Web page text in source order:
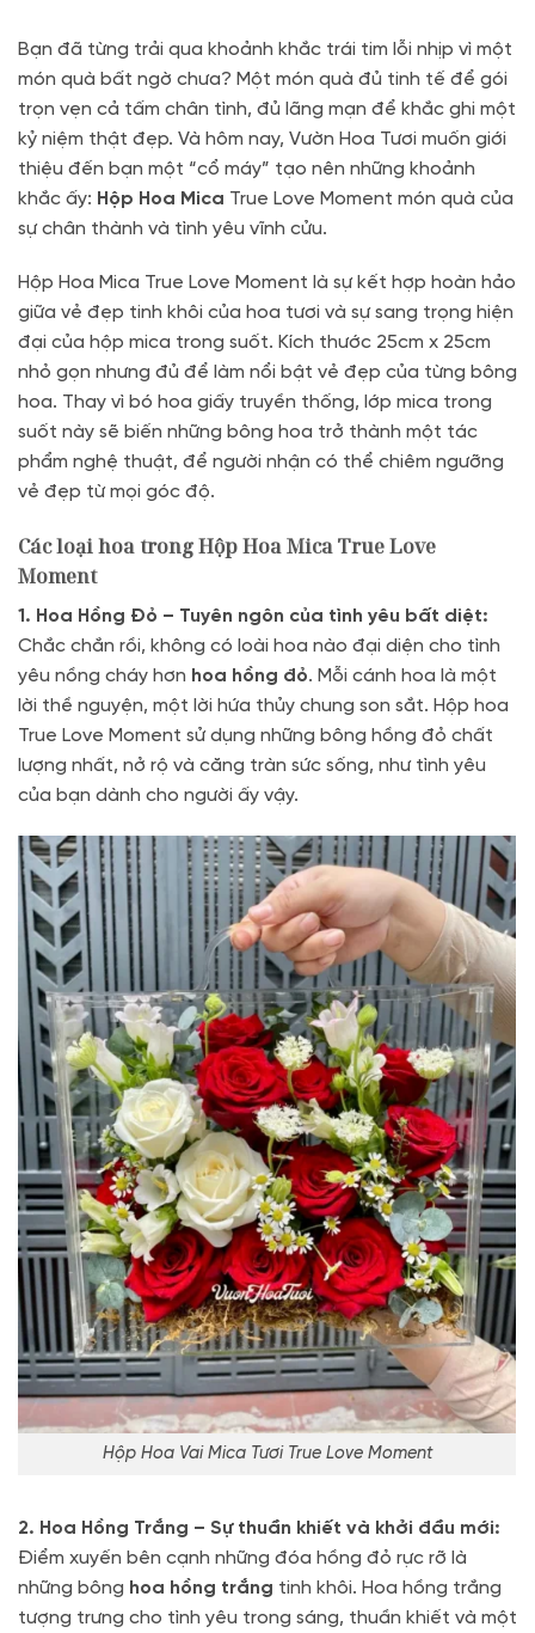
Bạn đã từng trải qua khoảnh khắc trái tim lỗi nhịp vì một
món quà bất ngờ chưa? Một món quà đủ tinh tế để gói
trọn vẹn cả tấm chân tình, đủ lãng mạn để khắc ghi một
kỷ niệm thật đẹp. Và hôm nay, Vườn Hoa Tươi muốn giới
thiệu đến bạn một “cổ máy” tạo nên những khoảnh
khắc ấy: Hộp Hoa Mica True Love Moment món quà của
sự chân thành và tình yêu vĩnh cửu.
Hộp Hoa Mica True Love Moment là sự kết hợp hoàn hảo
giữa vẻ đẹp tinh khôi của hoa tươi và sự sang trọng hiện
đại của hộp mica trong suốt. Kích thước 25cm x 25cm
nhỏ gọn nhưng đủ để làm nổi bật vẻ đẹp của từng bông
hoa. Thay vì bó hoa giấy truyền thống, lớp mica trong
suốt này sẽ biến những bông hoa trở thành một tác
phẩm nghệ thuật, để người nhận có thể chiêm ngưỡng
vẻ đẹp từ mọi góc độ.
Các loại hoa trong Hộp Hoa Mica True Love
Moment
1. Hoa Hồng Đỏ – Tuyên ngôn của tình yêu bất diệt:
Chắc chắn rồi, không có loài hoa nào đại diện cho tình
yêu nồng cháy hơn hoa hồng đỏ. Mỗi cánh hoa là một
lời thề nguyện, một lời hứa thủy chung son sắt. Hộp hoa
True Love Moment sử dụng những bông hồng đỏ chất
lượng nhất, nở rộ và căng tràn sức sống, như tình yêu
của bạn dành cho người ấy vậy.
Hộp Hoa Vai Mica Tươi True Love Moment
2. Hoa Hồng Trắng – Sự thuần khiết và khởi đầu mới:
Điểm xuyến bên cạnh những đóa hồng đỏ rực rỡ là
những bông hoa hồng trắng tinh khôi. Hoa hồng trắng
tượng trưng cho tình yêu trong sáng, thuần khiết và một